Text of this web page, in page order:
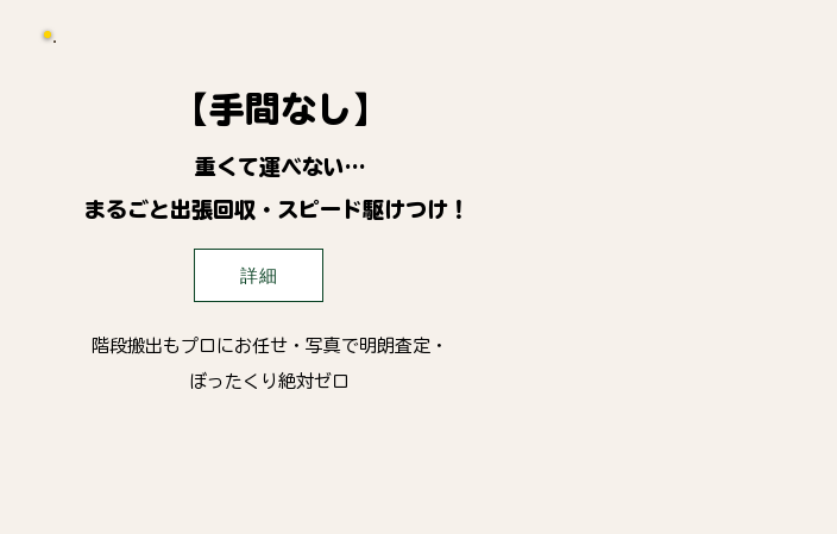
【手間なし】
重くて運べない…
まるごと出張回収・スピード駆けつけ！
詳細
階段搬出もプロにお任せ・写真で明朗査定・
ぼったくり絶対ゼロ